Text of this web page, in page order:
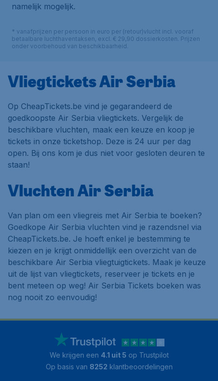
namelijk mogelijk.
* vanafprijzen per persoon in euro per (retour)vlucht incl. vooraf
betaalbare luchthaventaksen, excl. € 29,90 dossierkosten. Prijzen
onder voorbehoud van beschikbaarheid.
Vliegtickets Air Serbia
Op CheapTickets.be vind je gegarandeerd de
goedkoopste Air Serbia vliegtickets. Vergelijk de
beschikbare vluchten, maak een keuze en koop je
tickets in onze ticketshop. Deze is 24 uur per dag
open. Bij ons kom je dus niet voor gesloten deuren te
staan!
Vluchten Air Serbia
Van plan om een vliegreis met Air Serbia te boeken?
Goedkope Air Serbia vluchten vind je razendsnel via
CheapTickets.be. Je hoeft enkel je bestemming te
kiezen en je krijgt onmiddellijk een overzicht van de
beschikbare Air Serbia vliegtuigtickets. Maak je keuze
uit de lijst van vliegtickets, reserveer je tickets en je
bent meteen op weg! Air Serbia Tickets boeken was
nog nooit zo eenvoudig!
We krijgen een 4.1 uit 5 op Trustpilot
Op basis van 8252 klantbeoordelingen